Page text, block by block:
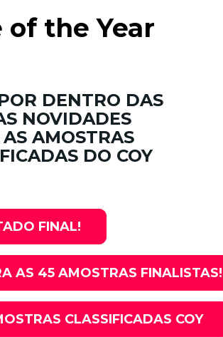
of the Year
DENTRO DAS
NOVIDADES
AMOSTRAS
DO COY
FINAL!
AS 45 AMOSTRAS FINALISTAS!
CLASSIFICADAS COY